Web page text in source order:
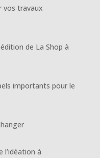
vos travaux
de La Shop à
importants pour le
l’idéation à